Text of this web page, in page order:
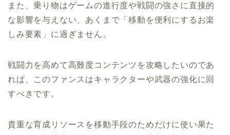
また、乗り物はゲームの進行度や戦闘の強さに直接的
な影響を与えない、あくまで「移動を便利にするお楽
しみ要素」に過ぎません。
戦闘力を高めて高難度コンテンツを攻略したいのであ
れば、このファンスはキャラクターや武器の強化に回
すべきです。
貴重な育成リソースを移動手段のためだけに使い果た